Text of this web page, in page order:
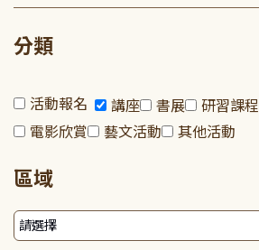
分類
活動報名 講座 書展 研習課程
電影欣賞
藝文活動 其他活動
區域